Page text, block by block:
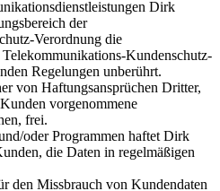
Dirk
der
Verordnung die
Kundenschutz-
Regelungen unberührt.
von Haftungsansprüchen Dritter,
vorgenommene
frei.
oder Programmen haftet Dirk
die Daten in regelmäßigen
den Missbrauch von Kundendaten